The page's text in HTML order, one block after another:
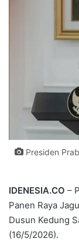
Presiden
IDENESIA.CO –
Panen Raya
Dusun Kedung
(16/5/2026).